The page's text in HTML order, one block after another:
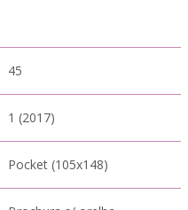
45
1 (2017)
Pocket (105x148)